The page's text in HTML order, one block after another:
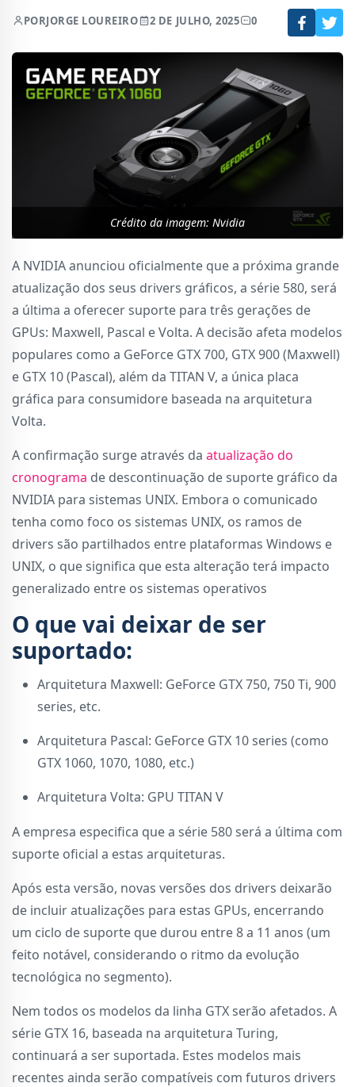
PORJORGE LOUREIRO 2 DE JULHO, 2025 0
Crédito da imagem: Nvidia
A NVIDIA anunciou oficialmente que a próxima grande
atualização dos seus drivers gráficos, a série 580, será
a última a oferecer suporte para três gerações de
GPUs: Maxwell, Pascal e Volta. A decisão afeta modelos
populares como a GeForce GTX 700, GTX 900 (Maxwell)
e GTX 10 (Pascal), além da TITAN V, a única placa
gráfica para consumidore baseada na arquitetura
Volta.
A confirmação surge através da atualização do
cronograma de descontinuação de suporte gráfico da
NVIDIA para sistemas UNIX. Embora o comunicado
tenha como foco os sistemas UNIX, os ramos de
drivers são partilhados entre plataformas Windows e
UNIX, o que significa que esta alteração terá impacto
generalizado entre os sistemas operativos
O que vai deixar de ser
suportado:
Arquitetura Maxwell: GeForce GTX 750, 750 Ti, 900
series, etc.
Arquitetura Pascal: GeForce GTX 10 series (como
GTX 1060, 1070, 1080, etc.)
Arquitetura Volta: GPU TITAN V
A empresa especifica que a série 580 será a última com
suporte oficial a estas arquiteturas.
Após esta versão, novas versões dos drivers deixarão
de incluir atualizações para estas GPUs, encerrando
um ciclo de suporte que durou entre 8 a 11 anos (um
feito notável, considerando o ritmo da evolução
tecnológica no segmento).
Nem todos os modelos da linha GTX serão afetados. A
série GTX 16, baseada na arquitetura Turing,
continuará a ser suportada. Estes modelos mais
recentes ainda serão compatíveis com futuros drivers